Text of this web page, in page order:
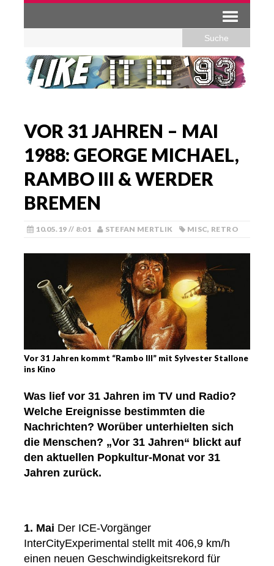
VOR 31 JAHREN – MAI
1988: GEORGE MICHAEL,
RAMBO III & WERDER
BREMEN
10.05.19 // 8:01 STEFAN MERTLIK MISC, RETRO
Vor 31 Jahren kommt “Rambo III” mit Sylvester Stallone
ins Kino
Was lief vor 31 Jahren im TV und Radio?
Welche Ereignisse bestimmten die
Nachrichten? Worüber unterhielten sich
die Menschen? „Vor 31 Jahren“ blickt auf
den aktuellen Popkultur-Monat vor 31
Jahren zurück.
1. Mai Der ICE-Vorgänger
InterCityExperimental stellt mit 406,9 km/h
einen neuen Geschwindigkeitsrekord für